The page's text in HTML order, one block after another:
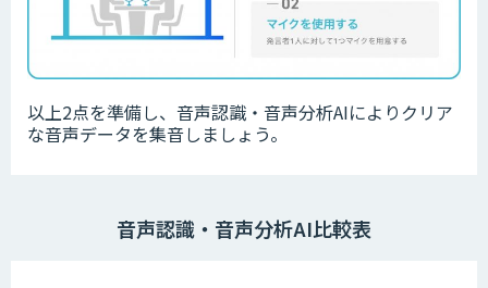
以上2点を準備し、音声認識・音声分析AIによりクリア
な音声データを集音しましょう。
音声認識・音声分析AI比較表